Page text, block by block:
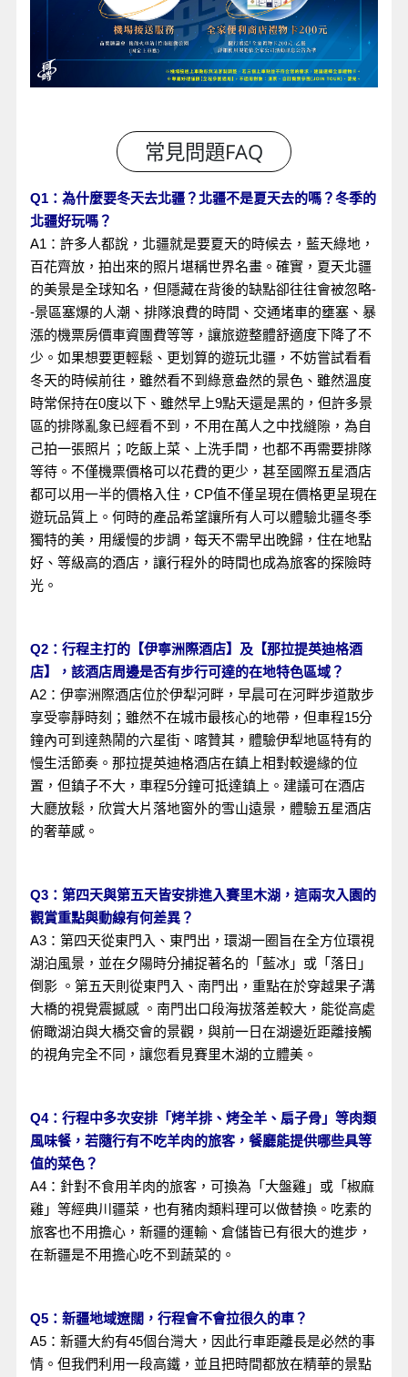
Q1：為什麼要冬天去北疆？北疆不是夏天去的嗎？冬季的
北疆好玩嗎？
A1：許多人都說，北疆就是要夏天的時候去，藍天綠地，
百花齊放，拍出來的照片堪稱世界名畫。確實，夏天北疆
的美景是全球知名，但隱藏在背後的缺點卻往往會被忽略-
-景區塞爆的人潮、排隊浪費的時間、交通堵車的壅塞、暴
漲的機票房價車資團費等等，讓旅遊整體舒適度下降了不
少。如果想要更輕鬆、更划算的遊玩北疆，不妨嘗試看看
冬天的時候前往，雖然看不到綠意盎然的景色、雖然溫度
時常保持在0度以下、雖然早上9點天還是黑的，但許多景
區的排隊亂象已經看不到，不用在萬人之中找縫隙，為自
己拍一張照片；吃飯上菜、上洗手間，也都不再需要排隊
等待。不僅機票價格可以花費的更少，甚至國際五星酒店
都可以用一半的價格入住，CP值不僅呈現在價格更呈現在
遊玩品質上。何時的產品希望讓所有人可以體驗北疆冬季
獨特的美，用緩慢的步調，每天不需早出晚歸，住在地點
好、等級高的酒店，讓行程外的時間也成為旅客的探險時
光。
Q2：行程主打的【伊寧洲際酒店】及【那拉提英迪格酒
店】，該酒店周邊是否有步行可達的在地特色區域？
A2：伊寧洲際酒店位於伊犁河畔，早晨可在河畔步道散步
享受寧靜時刻；雖然不在城市最核心的地帶，但車程15分
鐘內可到達熱鬧的六星街、喀贊其，體驗伊犁地區特有的
慢生活節奏。那拉提英迪格酒店在鎮上相對較邊緣的位
置，但鎮子不大，車程5分鐘可抵達鎮上。建議可在酒店
大廳放鬆，欣賞大片落地窗外的雪山遠景，體驗五星酒店
的奢華感。
Q3：第四天與第五天皆安排進入賽里木湖，這兩次入園的
觀賞重點與動線有何差異？
A3：第四天從東門入、東門出，環湖一圈旨在全方位環視
湖泊風景，並在夕陽時分捕捉著名的「藍冰」或「落日」
倒影 。第五天則從東門入、南門出，重點在於穿越果子溝
大橋的視覺震撼感 。南門出口段海拔落差較大，能從高處
俯瞰湖泊與大橋交會的景觀，與前一日在湖邊近距離接觸
的視角完全不同，讓您看見賽里木湖的立體美。
Q4：行程中多次安排「烤羊排、烤全羊、扇子骨」等肉類
風味餐，若隨行有不吃羊肉的旅客，餐廳能提供哪些具等
值的菜色？
A4：針對不食用羊肉的旅客，可換為「大盤雞」或「椒麻
雞」等經典川疆菜，也有豬肉類料理可以做替換。吃素的
旅客也不用擔心，新疆的運輸、倉儲皆已有很大的進步，
在新疆是不用擔心吃不到蔬菜的。
Q5：新疆地域遼闊，行程會不會拉很久的車？
A5：新疆大約有45個台灣大，因此行車距離長是必然的事
情。但我們利用一段高鐵，並且把時間都放在精華的景點